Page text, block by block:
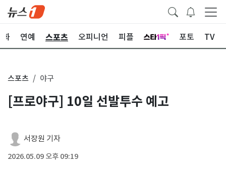
화 연예 스포츠 오피니언 피플 포토 TV
스포츠 야구
[프로야구] 10일 선발투수 예고
서장원 기자
2026.05.09 오후 09:19